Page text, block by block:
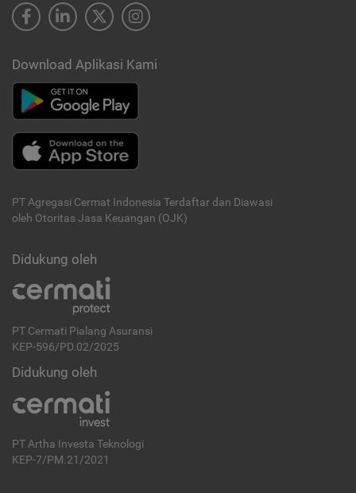
Download Aplikasi Kami
PT Agregasi Cermat Indonesia Terdaftar dan Diawasi
oleh Otoritas Jasa Keuangan (OJK)
Didukung oleh
PT Cermati Pialang Asuransi
KEP-596/PD.02/2025
Didukung oleh
PT Artha Investa Teknologi
KEP-7/PM.21/2021